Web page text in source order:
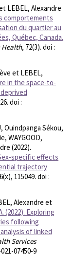
LEBEL, Alexandre
comportements
du quartier au
Québec, Canada.
Health, 72(3). doi :
et LEBEL,
in the space-to-
doi :
Ouindpanga Sékou,
WAYGOOD,
(2022).
specific effects
trajectory
115049. doi :
Alexandre et
(2022). Exploring
following
of linked
Services
07450-9